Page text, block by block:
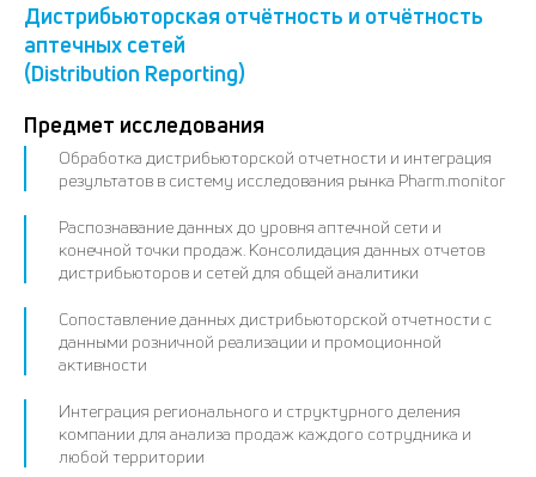
Дистрибьюторская отчётность и отчётность
аптечных сетей
(Distribution Reporting)
Предмет исследования
Обработка дистрибьюторской отчетности и интеграция
результатов в систему исследования рынка Pharm.monitor
Распознавание данных до уровня аптечной сети и
конечной точки продаж. Консолидация данных отчетов
дистрибьюторов и сетей для общей аналитики
Сопоставление данных дистрибьюторской отчетности с
данными розничной реализации и промоционной
активности
Интеграция регионального и структурного деления
компании для анализа продаж каждого сотрудника и
любой территории